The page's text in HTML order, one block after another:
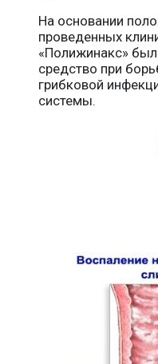
На основании
проведенных
«Полижинакс»
средство при
грибковой
системы.